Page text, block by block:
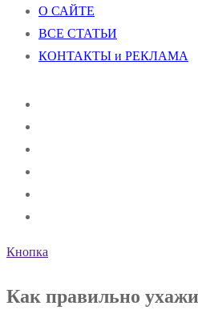
О САЙТЕ
ВСЕ СТАТЬИ
КОНТАКТЫ и РЕКЛАМА
Кнопка
Как правильно